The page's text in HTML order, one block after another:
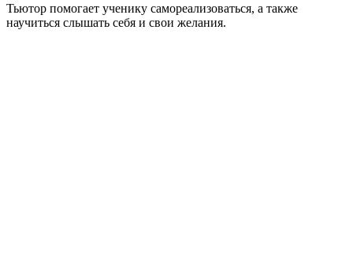
Тьютор помогает ученику самореализоваться, а также
научиться слышать себя и свои желания.